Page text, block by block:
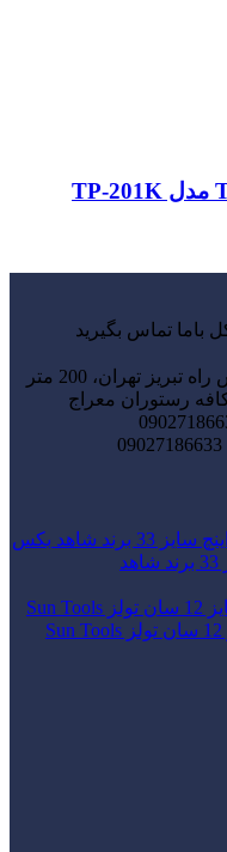
تماس بگیرید
نرسیده به پلیس راه تبریز تهران، 200 متر
رستوران معراج
بکس